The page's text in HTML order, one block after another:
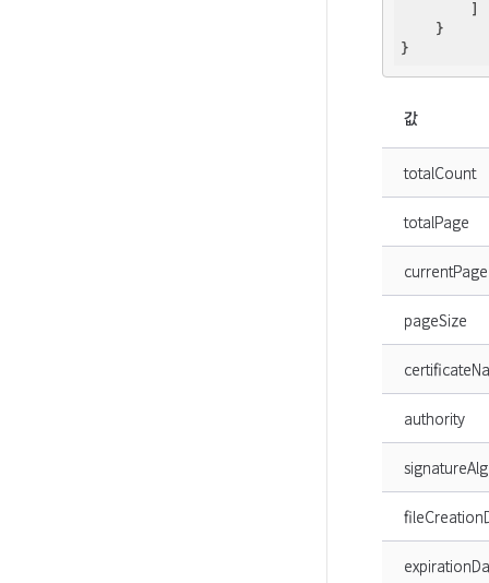
        ]
    }
값
totalCount
totalPage
currentPage
pageSize
authority